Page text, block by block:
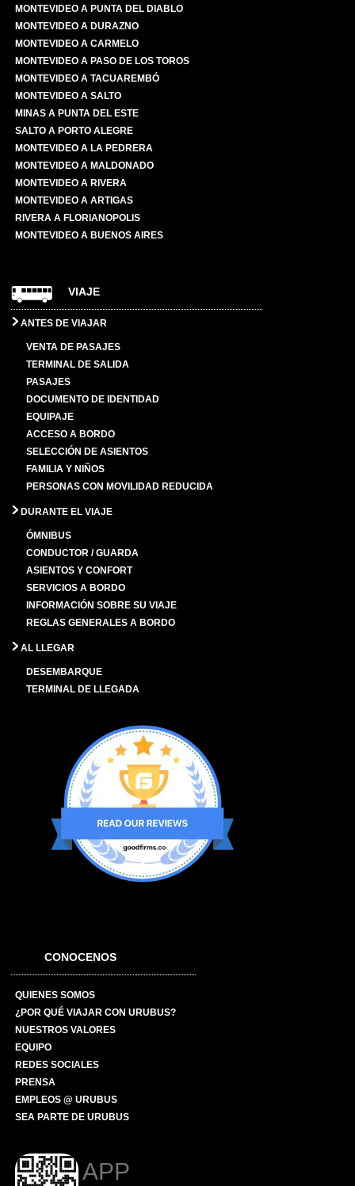
MONTEVIDEO A PUNTA DEL DIABLO
MONTEVIDEO A DURAZNO
MONTEVIDEO A CARMELO
MONTEVIDEO A PASO DE LOS TOROS
MONTEVIDEO A TACUAREMBÓ
MONTEVIDEO A SALTO
MINAS A PUNTA DEL ESTE
SALTO A PORTO ALEGRE
MONTEVIDEO A LA PEDRERA
MONTEVIDEO A MALDONADO
MONTEVIDEO A RIVERA
MONTEVIDEO A ARTIGAS
RIVERA A FLORIANOPOLIS
MONTEVIDEO A BUENOS AIRES
VIAJE
ANTES DE VIAJAR
VENTA DE PASAJES
TERMINAL DE SALIDA
PASAJES
DOCUMENTO DE IDENTIDAD
EQUIPAJE
ACCESO A BORDO
SELECCIÓN DE ASIENTOS
FAMILIA Y NIÑOS
PERSONAS CON MOVILIDAD REDUCIDA
DURANTE EL VIAJE
ÓMNIBUS
CONDUCTOR / GUARDA
ASIENTOS Y CONFORT
SERVICIOS A BORDO
INFORMACIÓN SOBRE SU VIAJE
REGLAS GENERALES A BORDO
AL LLEGAR
DESEMBARQUE
TERMINAL DE LLEGADA
CONOCENOS
QUIENES SOMOS
¿POR QUÉ VIAJAR CON URUBUS?
NUESTROS VALORES
EQUIPO
REDES SOCIALES
PRENSA
EMPLEOS @ URUBUS
SEA PARTE DE URUBUS
APP